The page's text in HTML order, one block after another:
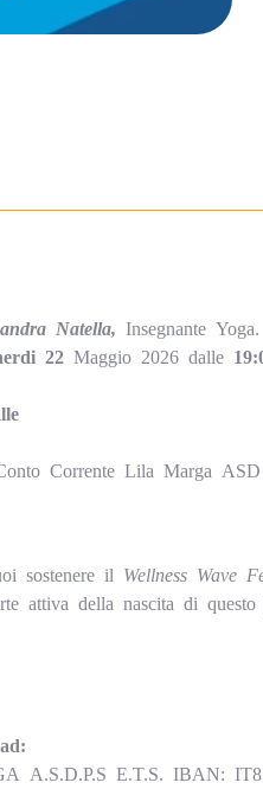
Natella, Insegnante Yoga.
22 Maggio 2026 dalle
Corrente Lila Marga ASD
sostenere il Wellness Wave
attiva della nascita di questo
A.S.D.P.S E.T.S. IBAN: